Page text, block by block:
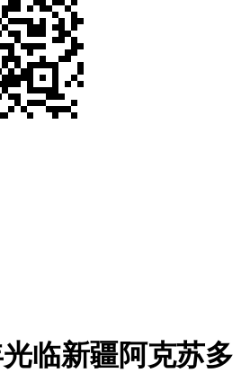
临新疆阿克苏多